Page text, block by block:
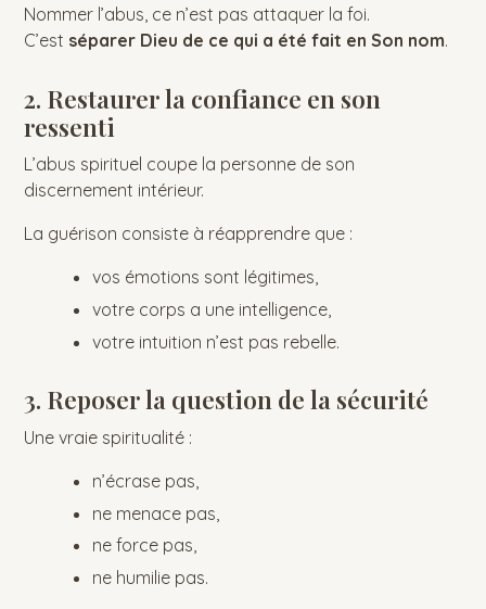
Nommer l’abus, ce n’est pas attaquer la foi.
C’est séparer Dieu de ce qui a été fait en Son nom.
2. Restaurer la confiance en son
ressenti
L’abus spirituel coupe la personne de son
discernement intérieur.
La guérison consiste à réapprendre que :
vos émotions sont légitimes,
votre corps a une intelligence,
votre intuition n’est pas rebelle.
3. Reposer la question de la sécurité
Une vraie spiritualité :
n’écrase pas,
ne menace pas,
ne force pas,
ne humilie pas.